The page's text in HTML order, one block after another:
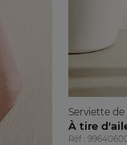
Serviette
À tire
Réf :